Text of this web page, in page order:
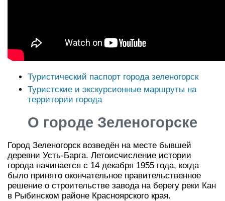
Туристический паспорт города зеленогорск
Туристские и экскурсионные маршруты на
территории города
О городе Зеленогорске
Город Зеленогорск возведён на месте бывшей
деревни Усть-Барга. Летоисчисление истории
города начинается с 14 декабря 1955 года, когда
было принято окончательное правительственное
решение о строительстве завода на берегу реки Кан
в Рыбинском районе Красноярского края.